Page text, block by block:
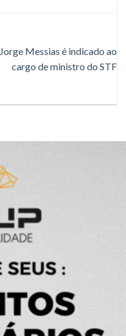
Jorge Messias é indicado ao
cargo de ministro do STF